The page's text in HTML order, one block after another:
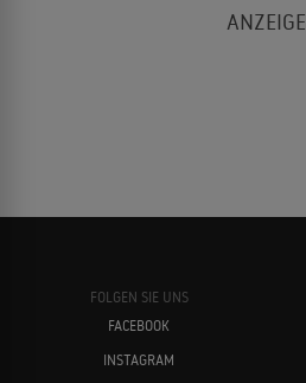
FOLGEN SIE UNS
FACEBOOK
INSTAGRAM